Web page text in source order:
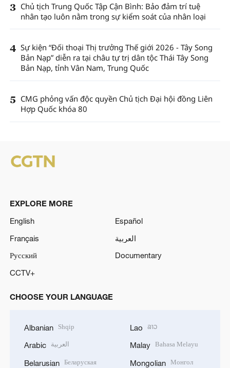
3 Chủ tịch Trung Quốc Tập Cận Bình: Bảo đảm trí tuệ
nhân tạo luôn nằm trong sự kiểm soát của nhân loại
4 Sự kiện “Đối thoại Thị trưởng Thế giới 2026 - Tây Song
Bản Nạp” diễn ra tại châu tự trị dân tộc Thái Tây Song
Bản Nạp, tỉnh Vân Nam, Trung Quốc
5 CMG phỏng vấn độc quyền Chủ tịch Đại hội đồng Liên
Hợp Quốc khóa 80
EXPLORE MORE
English
Español
Français
العربية
Русский
Documentary
CCTV+
CHOOSE YOUR LANGUAGE
Albanian Shqip
Arabic العربية
Belarusian Беларуская
Lao ລາວ
Malay Bahasa Melayu
Mongolian Монгол